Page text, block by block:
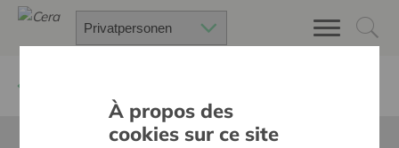
À propos des
cookies sur ce site